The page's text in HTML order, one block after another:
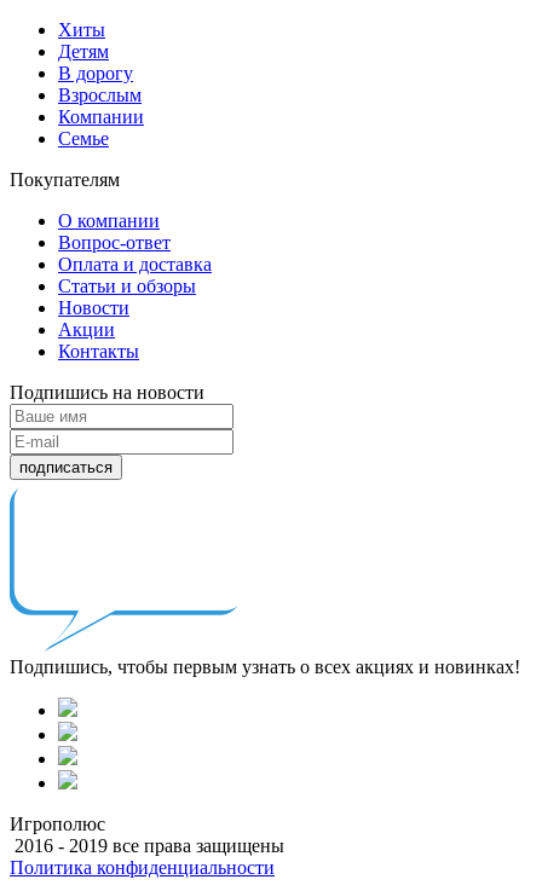
Хиты
Детям
В дорогу
Взрослым
Компании
Семье
Покупателям
О компании
Вопрос-ответ
Оплата и доставка
Статьи и обзоры
Новости
Акции
Контакты
Подпишись на новости
подписаться
Подпишись, чтобы первым узнать о всех акциях и новинках!
Игрополюс
2016 - 2019 все права защищены
Политика конфиденциальности